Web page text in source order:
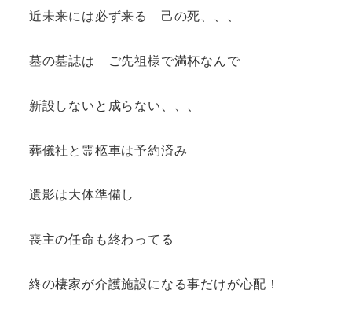
近未来には必ず来る 己の死、、、
墓の墓誌は ご先祖様で満杯なんで
新設しないと成らない、、、
葬儀社と霊柩車は予約済み
遺影は大体準備し
喪主の任命も終わってる
終の棲家が介護施設になる事だけが心配！